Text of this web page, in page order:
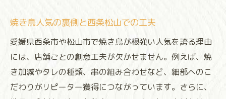
焼き鳥人気の裏側と西条松山での工夫
愛媛県西条市や松山市で焼き鳥が根強い人気を誇る理由
には、店舗ごとの創意工夫が欠かせません。例えば、焼
き加減やタレの種類、串の組み合わせなど、細部へのこ
だわりがリピーター獲得につながっています。さらに、